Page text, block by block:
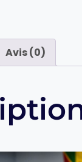
Avis (0)